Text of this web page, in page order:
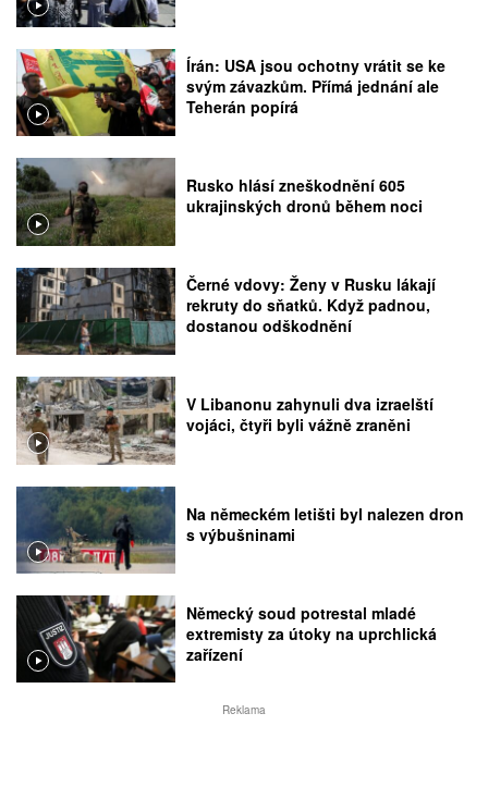
Írán: USA jsou ochotny vrátit se ke
svým závazkům. Přímá jednání ale
Teherán popírá
Rusko hlásí zneškodnění 605
ukrajinských dronů během noci
Černé vdovy: Ženy v Rusku lákají
rekruty do sňatků. Když padnou,
dostanou odškodnění
V Libanonu zahynuli dva izraelští
vojáci, čtyři byli vážně zraněni
Na německém letišti byl nalezen dron
s výbušninami
Německý soud potrestal mladé
extremisty za útoky na uprchlická
zařízení
Reklama